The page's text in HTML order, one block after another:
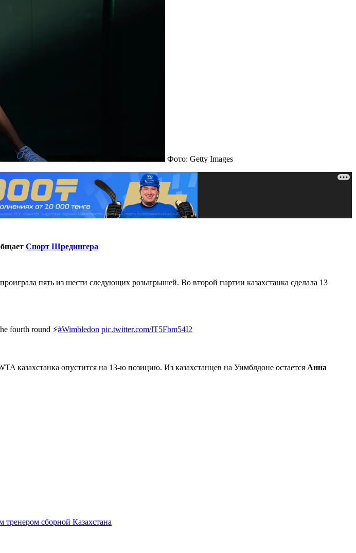
Фото: Getty Images
Спорт Шредингера
пять из шести следующих розыгрышей. Во второй партии казахстанка сделала 13
fourth round ⚡️#Wimbledon pic.twitter.com/lT5Fbm54I2
казахстанка опустится на 13-ю позицию. Из казахстанцев на Уимблдоне остается Анна
сборной Казахстана